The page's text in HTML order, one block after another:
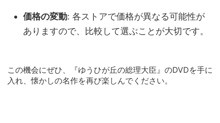
価格の変動: 各ストアで価格が異なる可能性が
ありますので、比較して選ぶことが大切です。
この機会にぜひ、『ゆうひが丘の総理大臣』のDVDを手に
入れ、懐かしの名作を再び楽しんでください。